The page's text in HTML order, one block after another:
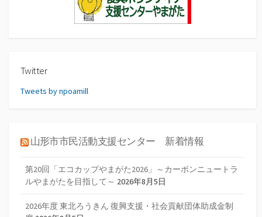
Twitter
Tweets by npoamill
山形市市民活動支援センター 新着情報
第20回「エコカップやまがた2026」～カーボンニュートラ
ルやまがたを目指して～ 2026年8月5日
2026年度 東北ろうきん 復興支援・社会貢献団体助成金制